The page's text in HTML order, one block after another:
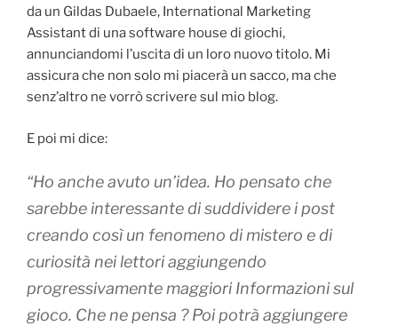
da un Gildas Dubaele, International Marketing
Assistant di una software house di giochi,
annunciandomi l’uscita di un loro nuovo titolo. Mi
assicura che non solo mi piacerà un sacco, ma che
senz’altro ne vorrò scrivere sul mio blog.
E poi mi dice:
“Ho anche avuto un’idea. Ho pensato che
sarebbe interessante di suddividere i post
creando così un fenomeno di mistero e di
curiosità nei lettori aggiungendo
progressivamente maggiori Informazioni sul
gioco. Che ne pensa ? Poi potrà aggiungere